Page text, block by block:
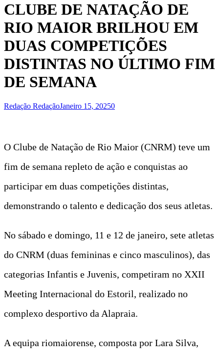
CLUBE DE NATAÇÃO DE
RIO MAIOR BRILHOU EM
DUAS COMPETIÇÕES
DISTINTAS NO ÚLTIMO FIM
DE SEMANA
Redação RedaçãoJaneiro 15, 20250
O Clube de Natação de Rio Maior (CNRM) teve um
fim de semana repleto de ação e conquistas ao
participar em duas competições distintas,
demonstrando o talento e dedicação dos seus atletas.
No sábado e domingo, 11 e 12 de janeiro, sete atletas
do CNRM (duas femininas e cinco masculinos), das
categorias Infantis e Juvenis, competiram no XXII
Meeting Internacional do Estoril, realizado no
complexo desportivo da Alapraia.
A equipa riomaiorense, composta por Lara Silva,